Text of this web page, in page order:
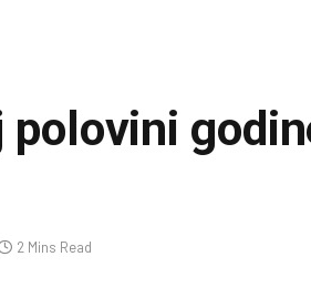
polovini
2 Mins Read